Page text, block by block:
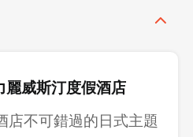
麗威斯汀度假酒店
店不可錯過的日式主題